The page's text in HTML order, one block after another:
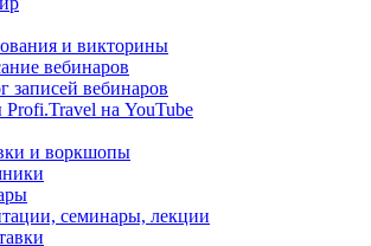
и викторины
вебинаров
записей вебинаров
на YouTube
и воркшопы
семинары, лекции